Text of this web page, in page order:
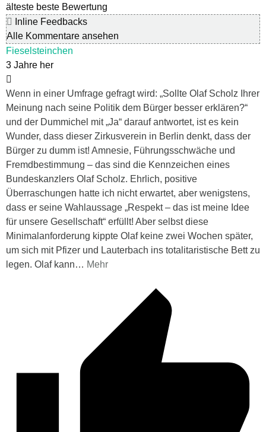
älteste beste Bewertung
Inline Feedbacks
Alle Kommentare ansehen
Fieselsteinchen
3 Jahre her
Wenn in einer Umfrage gefragt wird: „Sollte Olaf Scholz Ihrer
Meinung nach seine Politik dem Bürger besser erklären?“
und der Dummichel mit „Ja“ darauf antwortet, ist es kein
Wunder, dass dieser Zirkusverein in Berlin denkt, dass der
Bürger zu dumm ist! Amnesie, Führungsschwäche und
Fremdbestimmung – das sind die Kennzeichen eines
Bundeskanzlers Olaf Scholz. Ehrlich, positive
Überraschungen hatte ich nicht erwartet, aber wenigstens,
dass er seine Wahlaussage „Respekt – das ist meine Idee
für unsere Gesellschaft“ erfüllt! Aber selbst diese
Minimalanforderung kippte Olaf keine zwei Wochen später,
um sich mit Pfizer und Lauterbach ins totalitaristische Bett zu
legen. Olaf kann… Mehr